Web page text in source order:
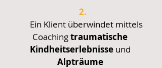
2.
Ein Klient überwindet mittels
Coachingtraumatische
Kindheitserlebnisseund
Alpträume